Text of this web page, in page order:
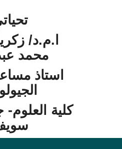
ا.م.د/
محمد
استاذ
كلية